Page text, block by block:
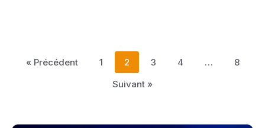
« Précédent 1 2 3 4 …
8
Suivant »